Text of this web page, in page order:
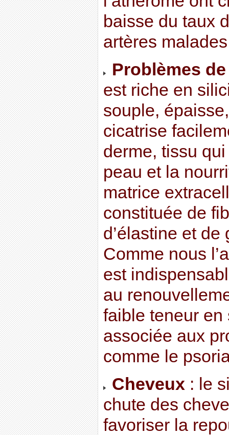
baisse du taux
artères
Problèmes
est riche en
souple,
cicatrise
derme, tissu
peau et la
matrice
constituée de
d’élastine et
Comme nous
est
au
faible teneur
associée aux
comme le
Cheveux : le
chute des
favoriser la